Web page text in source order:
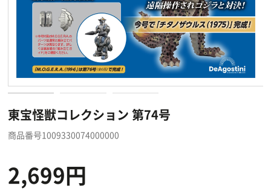
東宝怪獣コレクション 第74号
商品番号1009330074000000
2,699円